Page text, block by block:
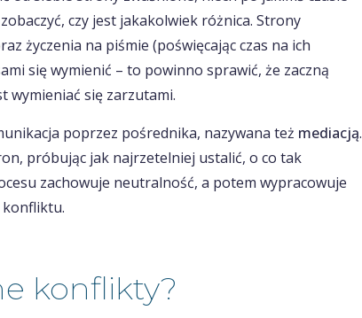
czy jest jakakolwiek różnica. Strony
życzenia na piśmie (poświęcając czas na ich
się wymienić – to powinno sprawić, że zaczną
wymieniać się zarzutami.
poprzez pośrednika, nazywana też mediacją.
próbując jak najrzetelniej ustalić, o co tak
zachowuje neutralność, a potem wypracowuje
konflikty?